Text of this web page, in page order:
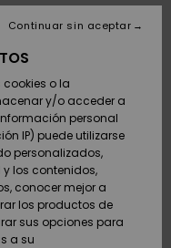
o la
y/o acceder a
personal
IP) puede utilizarse
personalizados,
los contenidos,
conocer mejor a
los productos de
sus opciones para
a su
Continuar sin aceptar